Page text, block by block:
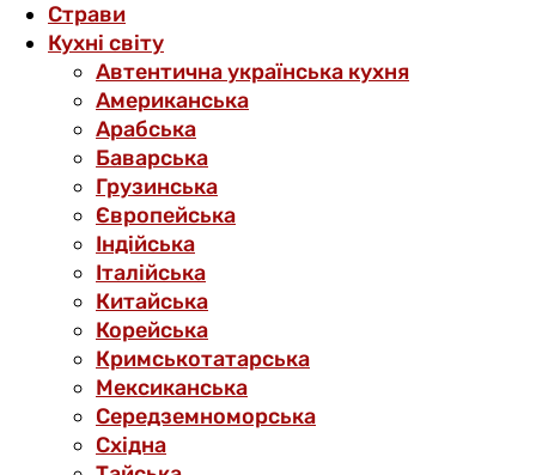
Страви
Кухні світу
Автентична українська кухня
Американська
Арабська
Баварська
Грузинська
Європейська
Індійська
Італійська
Китайська
Корейська
Кримськотатарська
Мексиканська
Середземноморська
Східна